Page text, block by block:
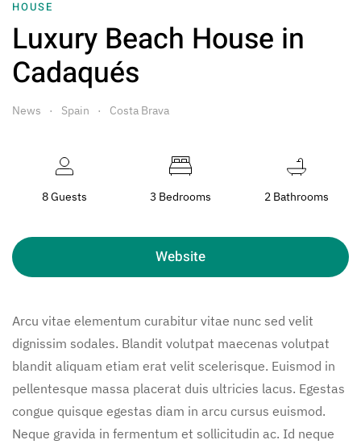
HOUSE
Luxury Beach House in
Cadaqués
News Spain Costa Brava
8 Guests 3 Bedrooms 2 Bathrooms
Website
Arcu vitae elementum curabitur vitae nunc sed velit
dignissim sodales. Blandit volutpat maecenas volutpat
blandit aliquam etiam erat velit scelerisque. Euismod in
pellentesque massa placerat duis ultricies lacus. Egestas
congue quisque egestas diam in arcu cursus euismod.
Neque gravida in fermentum et sollicitudin ac. Id neque